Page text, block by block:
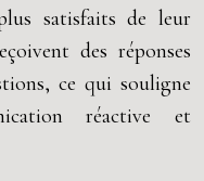
satisfaits de leur
des réponses
ce qui souligne
réactive et